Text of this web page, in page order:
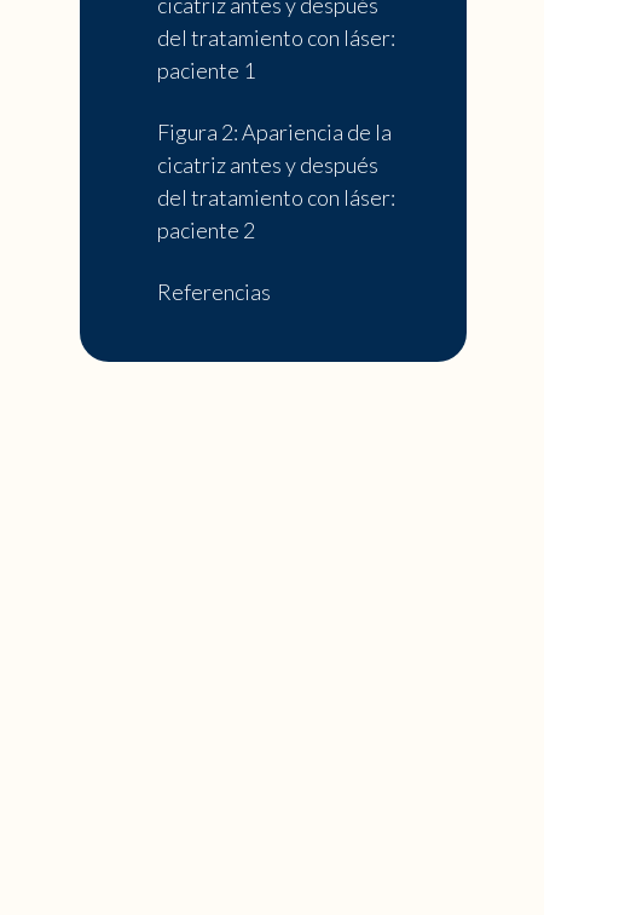
del tratamiento con láser:
paciente 1
Figura 2: Apariencia de la
cicatriz antes y después
del tratamiento con láser:
paciente 2
Referencias